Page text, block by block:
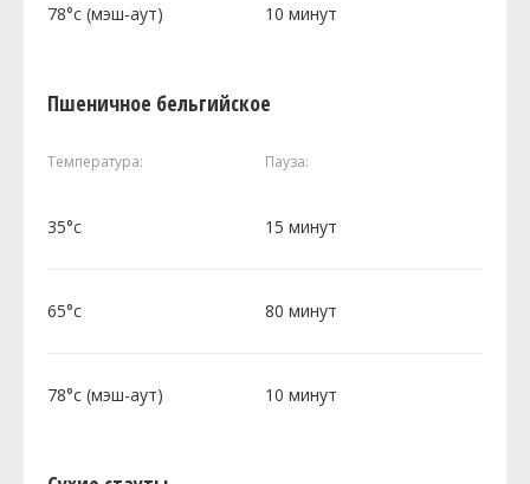
78°c (мэш-аут) 10 минут
Пшеничное бельгийское
Температура: Пауза:
35°c 15 минут
65°c 80 минут
78°c (мэш-аут) 10 минут